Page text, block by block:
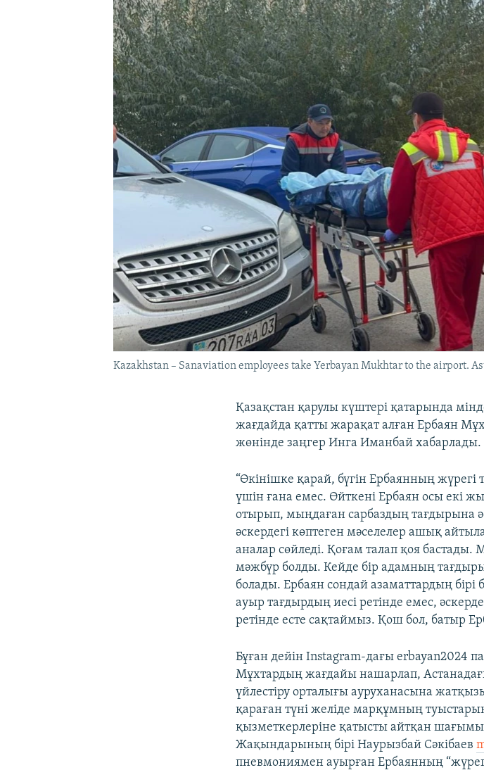
Kazakhstan – Sanaviation employees take Yerbayan Mukhtar to the airport.
Қазақстан қарулы күштері қатарында
жағдайда қатты жарақат алған Ербаян
жөнінде заңгер Инга Иманбай хабарлады.
“Өкінішке қарай, бүгін Ербаянның жүрегі
үшін ғана емес. Өйткені Ербаян осы екі
отырып, мыңдаған сарбаздың тағдырына
әскердегі көптеген мәселелер ашық
аналар сөйледі. Қоғам талап қоя бастады.
мәжбүр болды. Кейде бір адамның тағдыры
болады. Ербаян сондай азаматтардың
ауыр тағдырдың иесі ретінде емес,
ретінде есте сақтаймыз. Қош бол, батыр
Бұған дейін Instagram-дағы
Мұхтардың жағдайы нашарлап,
үйлестіру орталығы ауруханасына
қараған түні желіде марқұмның
қызметкерлеріне қатысты айтқан
Жақындарының бірі Наурызбай Сәкібаев
пневмониямен ауырған Ербаянның